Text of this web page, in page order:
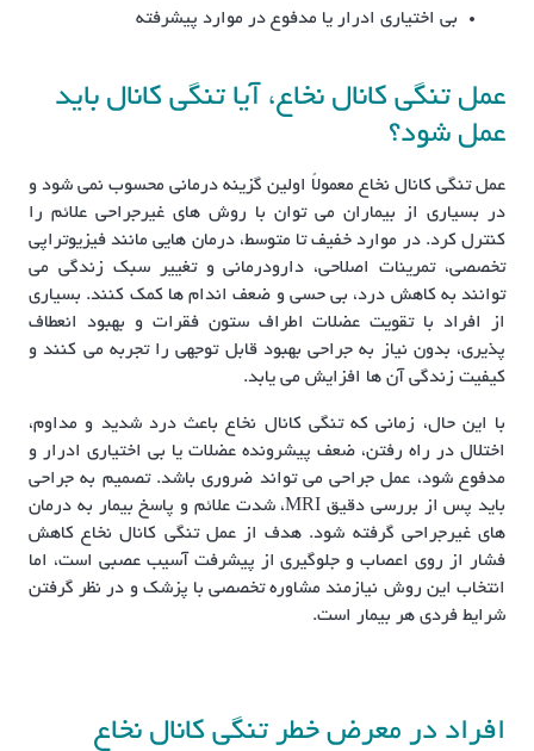
بی اختیاری ادرار یا مدفوع در موارد پیشرفته
عمل تنگی کانال نخاع، آیا تنگی کانال باید
عمل شود؟
عمل تنگی کانال نخاع معمولاً اولین گزینه درمانی محسوب نمی شود و
در بسیاری از بیماران می توان با روش های غیرجراحی علائم را
کنترل کرد. در موارد خفیف تا متوسط، درمان هایی مانند فیزیوتراپی
تخصصی، تمرینات اصلاحی، دارودرمانی و تغییر سبک زندگی می
توانند به کاهش درد، بی حسی و ضعف اندام ها کمک کنند. بسیاری
از افراد با تقویت عضلات اطراف ستون فقرات و بهبود انعطاف
پذیری، بدون نیاز به جراحی بهبود قابل توجهی را تجربه می کنند و
کیفیت زندگی آن ها افزایش می یابد.
با این حال، زمانی که تنگی کانال نخاع باعث درد شدید و مداوم،
اختلال در راه رفتن، ضعف پیشرونده عضلات یا بی اختیاری ادرار و
مدفوع شود، عمل جراحی می تواند ضروری باشد. تصمیم به جراحی
باید پس از بررسی دقیق MRI، شدت علائم و پاسخ بیمار به درمان
های غیرجراحی گرفته شود. هدف از عمل تنگی کانال نخاع کاهش
فشار از روی اعصاب و جلوگیری از پیشرفت آسیب عصبی است، اما
انتخاب این روش نیازمند مشاوره تخصصی با پزشک و در نظر گرفتن
شرایط فردی هر بیمار است.
افراد در معرض خطر تنگی کانال نخاع